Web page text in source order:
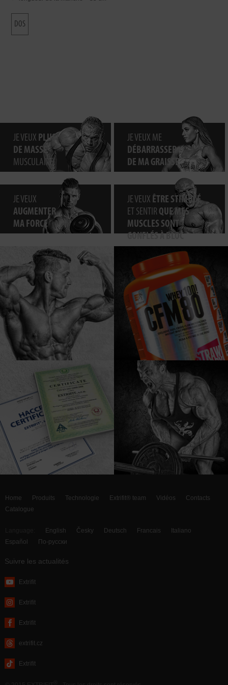
DOS
JE VEUX PLUS
DE MASSE
MUSCULAIRE
JE VEUX ME
DÉBARRASSER
DE MA GRAISSE
JE VEUX
AUGMENTER
MA FORCE
JE VEUX ÊTRE STIMULÉ
ET SENTIR QUE MES
MUSCLES SONT
GONFLÉS À BLOC
Home Produits Technologie Extrifit® team Vidéos
Contacts
Catalogue
English Česky Deutsch Francais
Italiano
Español
По-русски
Suivre les actualités
Extrifit
Extrifit
Extrifit
extrifit.cz
Extrifit